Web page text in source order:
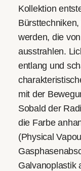
Kollektion
werden, die
ausstrahlen.
entlang und
mit der
Sobald der
die Farbe
(Physical
Galvanoplastik